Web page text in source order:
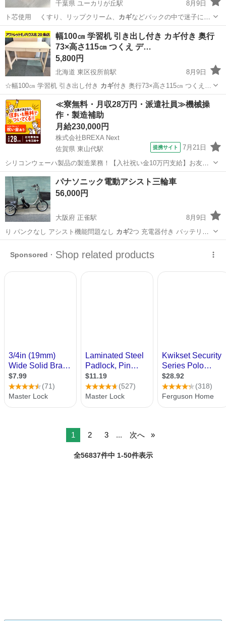
千葉県 ユーカリが丘駅
8月9日
ト芯使用 くすり、リップクリーム、 カギなどバックの中で迷子にな
りそうな物を入…
千葉 佐倉市 ユーカリが丘駅 バッグ
幅100㎝ 学習机 引き出し付き カギ付き 奥行
73×高さ115㎝ つくえ デ…
5,800円
北海道 東区役所前駅
8月9日
☆幅100㎝ 学習机 引き出し付き カギ付き 奥行73×高さ115㎝ つくえ…
北海道 札幌市 東区役所前駅 テーブル
≪寮無料・月収28万円・派遣社員≫機械操
作・製造補助
月給230,000円
株式会社BREXA Next
佐賀県 東山代駅
提携サイト 7月21日
シリコンウェーハ製品の製造業務！【入社祝い金10万円支給】お友達
やカップルとの応募OK◎年間休日129日＆休出なしでプライベート充
実♪業務はクリーンルームで快適作業◎自社正社員登用制度あり★1食
300円～の格安食堂あり！《佐...
佐賀 伊万里市 東山代駅 その他
パナソニック電動アシスト三輪車
56,000円
大阪府 正雀駅
8月9日
り パンクなし アシスト機能問題なし カギ2つ 充電器付き バッテリー
長押し4灯…
1 2 3 ... 次へ
全56837件中 1-50件表示